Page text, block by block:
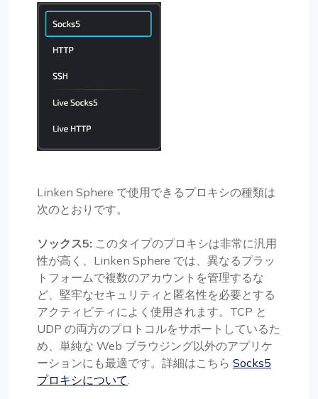
Linken Sphere で使用できるプロキシの種類は
次のとおりです。
ソックス5: このタイプのプロキシは非常に汎用
性が高く、Linken Sphere では、異なるプラッ
トフォームで複数のアカウントを管理するな
ど、堅牢なセキュリティと匿名性を必要とする
アクティビティによく使用されます。TCP と
UDP の両方のプロトコルをサポートしているた
め、単純な Web ブラウジング以外のアプリケ
ーションにも最適です。詳細はこちら Socks5
プロキシについて.